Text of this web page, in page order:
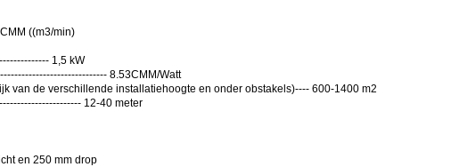
((m3/min)
1,5 kW
8.53CMM/Watt
van de verschillende installatiehoogte en onder obstakels)---- 600-1400 m2
12-40 meter
en 250 mm drop